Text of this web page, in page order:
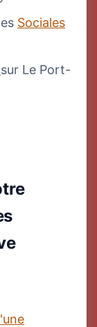
Sociales
sur Le Port-